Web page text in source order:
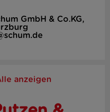
GmbH & Co.KG,
anzeigen